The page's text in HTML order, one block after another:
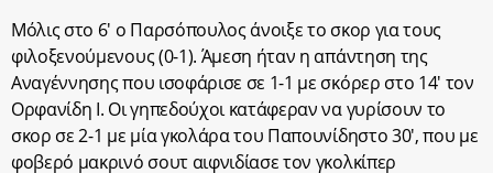
Μόλις στο 6′ ο Παρσόπουλος άνοιξε το σκορ για τους
φιλοξενούμενους (0-1). Άμεση ήταν η απάντηση της
Αναγέννησης που ισοφάρισε σε 1-1 με σκόρερ στο 14′ τον
Ορφανίδη Ι. Οι γηπεδούχοι κατάφεραν να γυρίσουν το
σκορ σε 2-1 με μία γκολάρα του Παπουνίδηστο 30′, που με
φοβερό μακρινό σουτ αιφνιδίασε τον γκολκίπερ